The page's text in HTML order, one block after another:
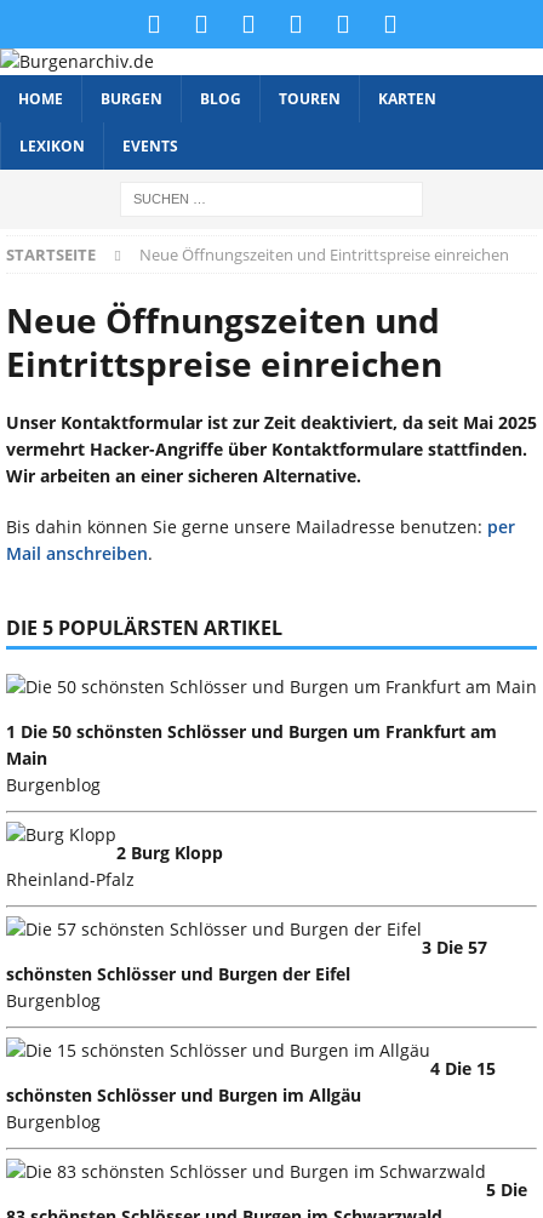
HOME BURGEN BLOG TOUREN KARTEN
LEXIKON EVENTS
STARTSEITE Neue Öffnungszeiten und Eintrittspreise einreichen
Neue Öffnungszeiten und
Eintrittspreise einreichen
Unser Kontaktformular ist zur Zeit deaktiviert, da seit Mai 2025
vermehrt Hacker-Angriffe über Kontaktformulare stattfinden.
Wir arbeiten an einer sicheren Alternative.
Bis dahin können Sie gerne unsere Mailadresse benutzen: per
Mail anschreiben.
DIE 5 POPULÄRSTEN ARTIKEL
1 Die 50 schönsten Schlösser und Burgen um Frankfurt am
Main
Burgenblog
2 Burg Klopp
Rheinland-Pfalz
3 Die 57
schönsten Schlösser und Burgen der Eifel
Burgenblog
4 Die 15
schönsten Schlösser und Burgen im Allgäu
Burgenblog
5 Die